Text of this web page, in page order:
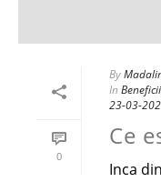
0
By
In
23-03-
Ce
Inca